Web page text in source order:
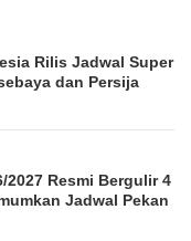
Rilis Jadwal Super
dan Persija
2027 Resmi Bergulir 4
Jadwal Pekan